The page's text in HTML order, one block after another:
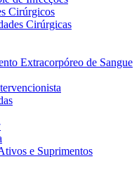
Cirúrgicos
Cirúrgicas
Extracorpóreo de Sangue
e Suprimentos